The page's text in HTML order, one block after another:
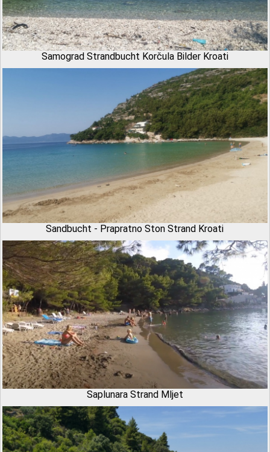
Samograd Strandbucht Korčula Bilder Kroati
Sandbucht - Prapratno Ston Strand Kroati
Saplunara Strand Mljet